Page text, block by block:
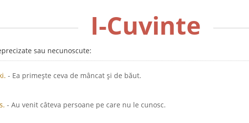
I-Cuvinte
sau necunoscute:
- Ea primește ceva de mâncat și de băut.
- Au venit câteva persoane pe care nu le cunosc.